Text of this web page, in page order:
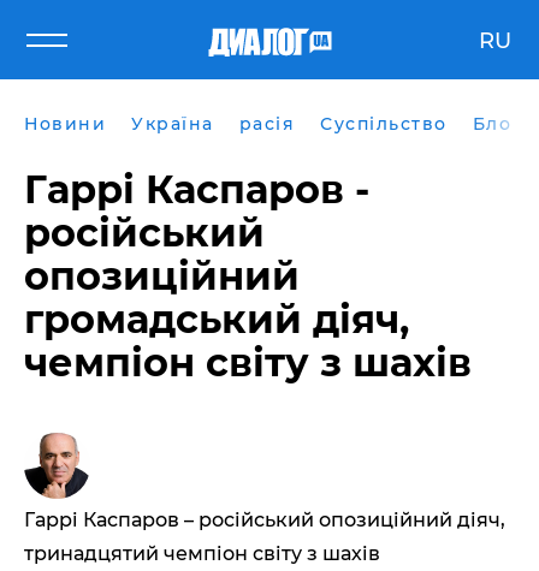
RU
Новини Україна расія Суспільство Блоги
Гаррі Каспаров -
російський
опозиційний
громадський діяч,
чемпіон світу з шахів
Гаррі Каспаров – російський опозиційний діяч,
тринадцятий чемпіон світу з шахів